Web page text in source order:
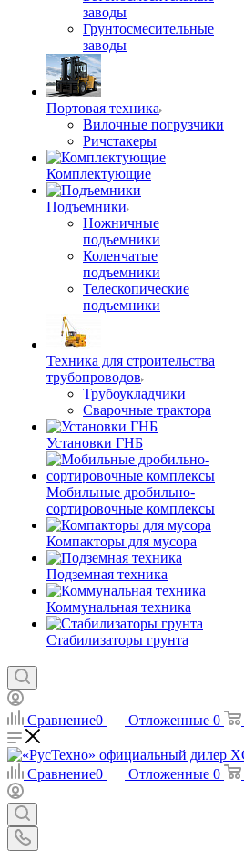
заводы
Грунтосмесительные
заводы
Портовая техника
Вилочные погрузчики
Ричстакеры
Комплектующие
Подъемники
Ножничные
подъемники
Коленчатые
подъемники
Телескопические
подъемники
Техника для строительства
трубопроводов
Трубоукладчики
Сварочные трактора
Установки ГНБ
Мобильные дробильно-
сортировочные комплексы
Компакторы для мусора
Подземная техника
Коммунальная техника
Стабилизаторы грунта
Сравнение0 Отложенные 0
Сравнение0 Отложенные 0